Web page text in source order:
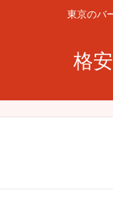
東京のバ
格